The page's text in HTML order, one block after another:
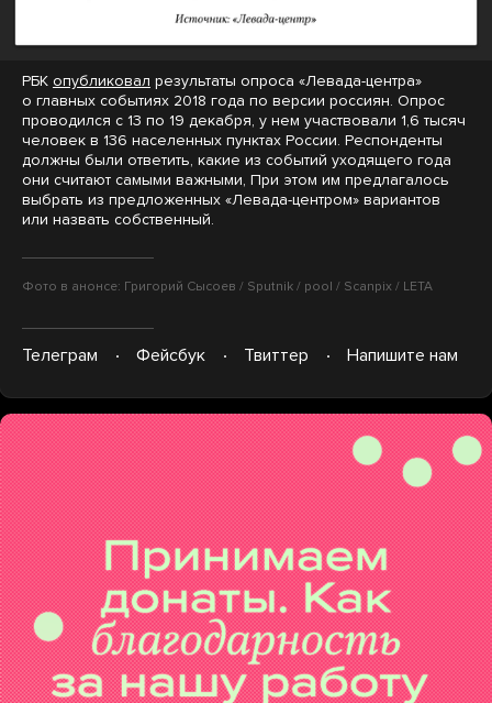
РБК опубликовал результаты опроса «Левада-центра»
о главных событиях 2018 года по версии россиян. Опрос
проводился с 13 по 19 декабря, у нем участвовали 1,6 тысяч
человек в 136 населенных пунктах России. Респонденты
должны были ответить, какие из событий уходящего года
они считают самыми важными, При этом им предлагалось
выбрать из предложенных «Левада-центром» вариантов
или назвать собственный.
Фото в анонсе: Григорий Сысоев / Sputnik / pool / Scanpix / LETA
Телеграм Фейсбук Твиттер Напишите нам